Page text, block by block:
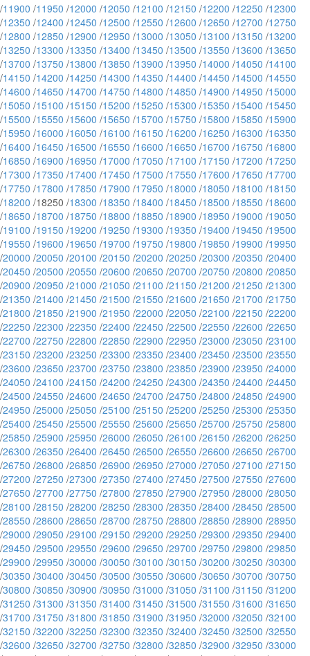
/11900 /11950 /12000 /12050 /12100 /12150 /12200 /12250 /12300
/12350 /12400 /12450 /12500 /12550 /12600 /12650 /12700 /12750
/12800 /12850 /12900 /12950 /13000 /13050 /13100 /13150 /13200
/13250 /13300 /13350 /13400 /13450 /13500 /13550 /13600 /13650
/13700 /13750 /13800 /13850 /13900 /13950 /14000 /14050 /14100
/14150 /14200 /14250 /14300 /14350 /14400 /14450 /14500 /14550
/14600 /14650 /14700 /14750 /14800 /14850 /14900 /14950 /15000
/15050 /15100 /15150 /15200 /15250 /15300 /15350 /15400 /15450
/15500 /15550 /15600 /15650 /15700 /15750 /15800 /15850 /15900
/15950 /16000 /16050 /16100 /16150 /16200 /16250 /16300 /16350
/16400 /16450 /16500 /16550 /16600 /16650 /16700 /16750 /16800
/16850 /16900 /16950 /17000 /17050 /17100 /17150 /17200 /17250
/17300 /17350 /17400 /17450 /17500 /17550 /17600 /17650 /17700
/17750 /17800 /17850 /17900 /17950 /18000 /18050 /18100 /18150
/18200 /18250 /18300 /18350 /18400 /18450 /18500 /18550 /18600
/18650 /18700 /18750 /18800 /18850 /18900 /18950 /19000 /19050
/19100 /19150 /19200 /19250 /19300 /19350 /19400 /19450 /19500
/19550 /19600 /19650 /19700 /19750 /19800 /19850 /19900 /19950
/20000 /20050 /20100 /20150 /20200 /20250 /20300 /20350 /20400
/20450 /20500 /20550 /20600 /20650 /20700 /20750 /20800 /20850
/20900 /20950 /21000 /21050 /21100 /21150 /21200 /21250 /21300
/21350 /21400 /21450 /21500 /21550 /21600 /21650 /21700 /21750
/21800 /21850 /21900 /21950 /22000 /22050 /22100 /22150 /22200
/22250 /22300 /22350 /22400 /22450 /22500 /22550 /22600 /22650
/22700 /22750 /22800 /22850 /22900 /22950 /23000 /23050 /23100
/23150 /23200 /23250 /23300 /23350 /23400 /23450 /23500 /23550
/23600 /23650 /23700 /23750 /23800 /23850 /23900 /23950 /24000
/24050 /24100 /24150 /24200 /24250 /24300 /24350 /24400 /24450
/24500 /24550 /24600 /24650 /24700 /24750 /24800 /24850 /24900
/24950 /25000 /25050 /25100 /25150 /25200 /25250 /25300 /25350
/25400 /25450 /25500 /25550 /25600 /25650 /25700 /25750 /25800
/25850 /25900 /25950 /26000 /26050 /26100 /26150 /26200 /26250
/26300 /26350 /26400 /26450 /26500 /26550 /26600 /26650 /26700
/26750 /26800 /26850 /26900 /26950 /27000 /27050 /27100 /27150
/27200 /27250 /27300 /27350 /27400 /27450 /27500 /27550 /27600
/27650 /27700 /27750 /27800 /27850 /27900 /27950 /28000 /28050
/28100 /28150 /28200 /28250 /28300 /28350 /28400 /28450 /28500
/28550 /28600 /28650 /28700 /28750 /28800 /28850 /28900 /28950
/29000 /29050 /29100 /29150 /29200 /29250 /29300 /29350 /29400
/29450 /29500 /29550 /29600 /29650 /29700 /29750 /29800 /29850
/29900 /29950 /30000 /30050 /30100 /30150 /30200 /30250 /30300
/30350 /30400 /30450 /30500 /30550 /30600 /30650 /30700 /30750
/30800 /30850 /30900 /30950 /31000 /31050 /31100 /31150 /31200
/31250 /31300 /31350 /31400 /31450 /31500 /31550 /31600 /31650
/31700 /31750 /31800 /31850 /31900 /31950 /32000 /32050 /32100
/32150 /32200 /32250 /32300 /32350 /32400 /32450 /32500 /32550
/32600 /32650 /32700 /32750 /32800 /32850 /32900 /32950 /33000